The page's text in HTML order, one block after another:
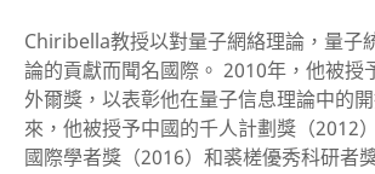
Chiribella教授以對量子網絡理論，量子
論的貢獻而聞名國際。 2010年，他被授
外爾獎，以表彰他在量子信息理論中的
來，他被授予中國的千人計劃獎（2012
國際學者獎（2016）和裘槎優秀科研者